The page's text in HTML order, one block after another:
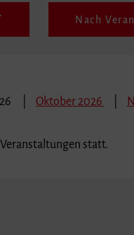
Nach
Oktober 2026
statt.